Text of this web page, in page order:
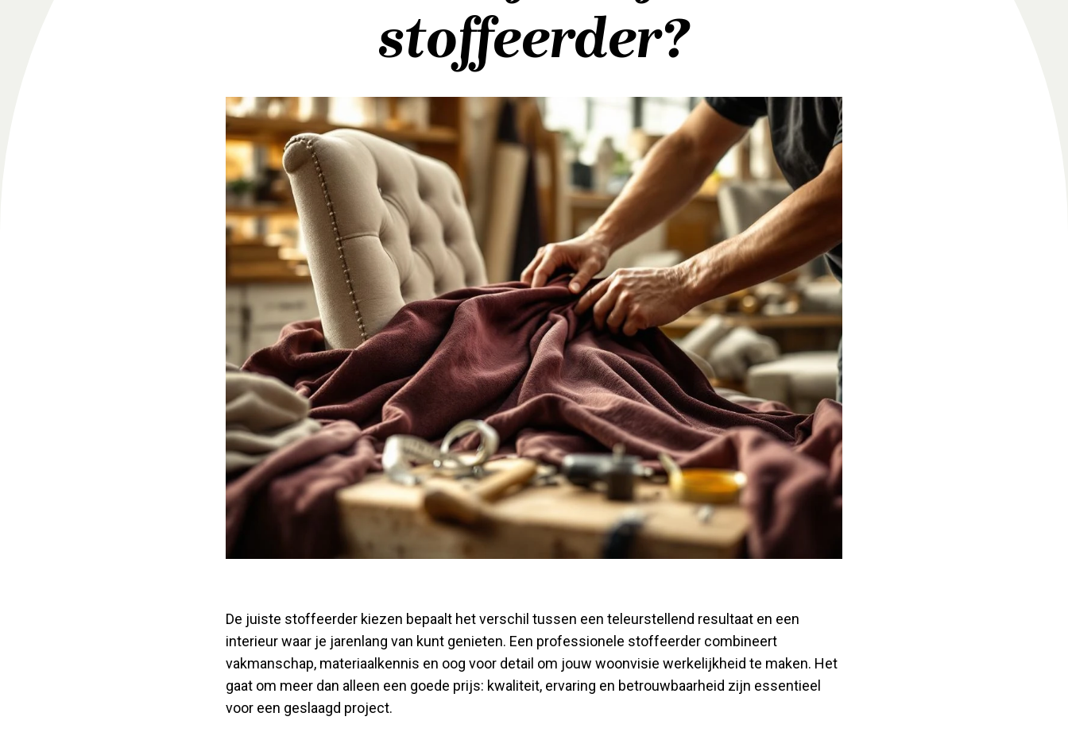
stoffeerder?
De juiste stoffeerder kiezen bepaalt het verschil tussen een teleurstellend resultaat en een
interieur waar je jarenlang van kunt genieten. Een professionele stoffeerder combineert
vakmanschap, materiaalkennis en oog voor detail om jouw woonvisie werkelijkheid te maken. Het
gaat om meer dan alleen een goede prijs: kwaliteit, ervaring en betrouwbaarheid zijn essentieel
voor een geslaagd project.